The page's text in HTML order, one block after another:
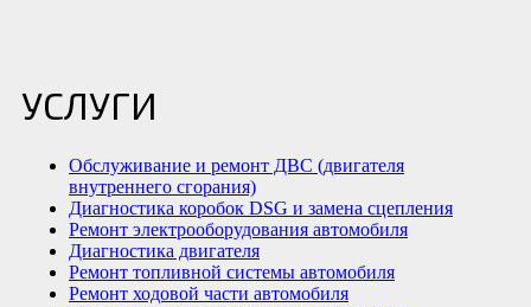
УСЛУГИ
Обслуживание и ремонт ДВС (двигателя
внутреннего сгорания)
Диагностика коробок DSG и замена сцепления
Ремонт электрооборудования автомобиля
Диагностика двигателя
Ремонт топливной системы автомобиля
Ремонт ходовой части автомобиля